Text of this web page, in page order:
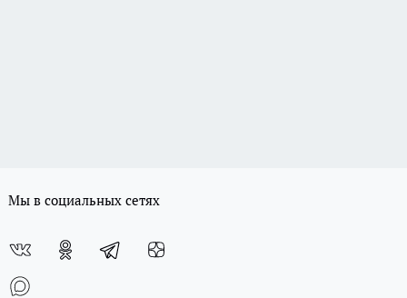
Мы в социальных сетях